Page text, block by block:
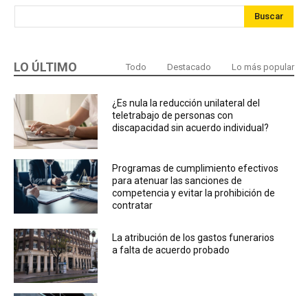
Buscar
LO ÚLTIMO Todo Destacado Lo más popular
¿Es nula la reducción unilateral del
teletrabajo de personas con
discapacidad sin acuerdo individual?
Programas de cumplimiento efectivos
para atenuar las sanciones de
competencia y evitar la prohibición de
contratar
La atribución de los gastos funerarios
a falta de acuerdo probado